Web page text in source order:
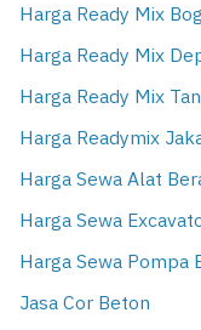
Harga Ready Mix
Harga Ready Mix
Harga Ready Mix
Harga Readymix
Harga Sewa Alat
Harga Sewa
Harga Sewa Pompa
Jasa Cor Beton